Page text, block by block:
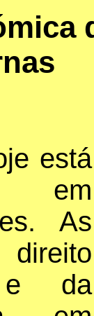
está
em
As
e da